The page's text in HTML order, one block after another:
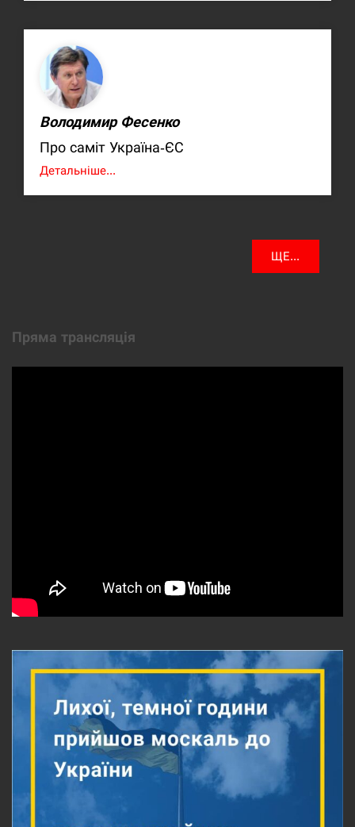
Володимир Фесенко
Про саміт Україна-ЄС
Детальніше...
ЩЕ...
Пряма трансляція